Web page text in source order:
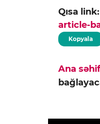
Qısa link:
article-
Kopyala
Ana